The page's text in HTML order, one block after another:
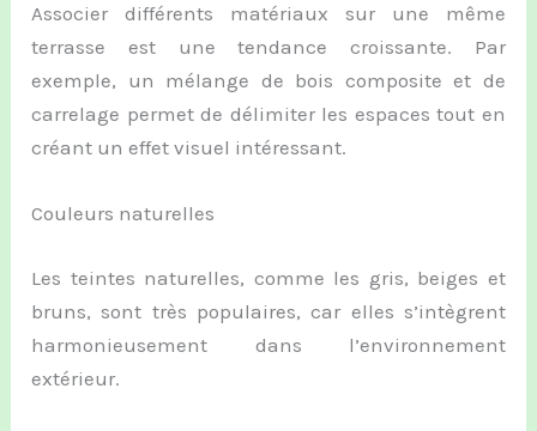
Associer différents matériaux sur une même
terrasse est une tendance croissante. Par
exemple, un mélange de bois composite et de
carrelage permet de délimiter les espaces tout en
créant un effet visuel intéressant.
Couleurs naturelles
Les teintes naturelles, comme les gris, beiges et
bruns, sont très populaires, car elles s’intègrent
harmonieusement dans l’environnement
extérieur.